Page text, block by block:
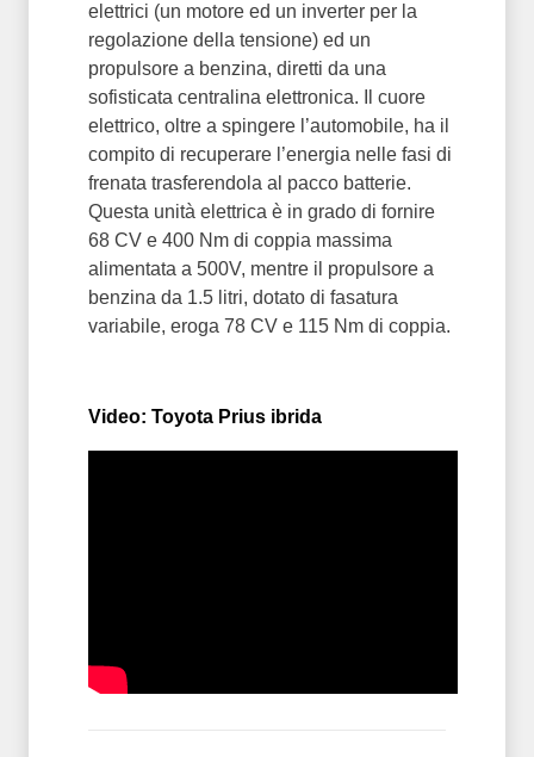
elettrici (un motore ed un inverter per la
regolazione della tensione) ed un
propulsore a benzina, diretti da una
sofisticata centralina elettronica. Il cuore
elettrico, oltre a spingere l’automobile, ha il
compito di recuperare l’energia nelle fasi di
frenata trasferendola al pacco batterie.
Questa unità elettrica è in grado di fornire
68 CV e 400 Nm di coppia massima
alimentata a 500V, mentre il propulsore a
benzina da 1.5 litri, dotato di fasatura
variabile, eroga 78 CV e 115 Nm di coppia.
Video: Toyota Prius ibrida